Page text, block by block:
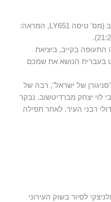
טיסת ערב עם חברת אלעל לקייב (מס' טיסה LY651, המראה:
בקייב, ביציאת
בעברית הנושא את שמכם
של ישראל", רבה של
לוי יצחק מברדיטשוב. נבקר
רבני העיר. לאחר תפילה
לסיור בשוק העירוני